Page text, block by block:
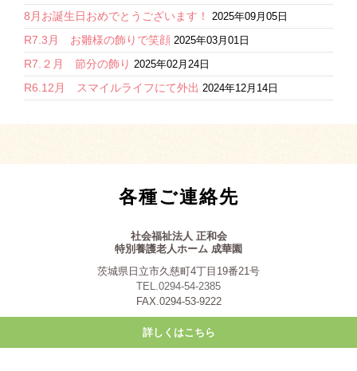
8月お誕生日おめでとうございます！ 2025年09月05日
R7.3月 お雛様の飾りで笑顔 2025年03月01日
R7.２月 節分の飾り 2025年02月24日
R6.12月 スマイルライフにて外出 2024年12月14日
各種ご連絡先
社会福祉法人 正和会
特別養護老人ホーム 成華園
茨城県日立市久慈町4丁目19番21号
TEL.0294-54-2385
FAX.0294-53-9222
詳しくはこちら